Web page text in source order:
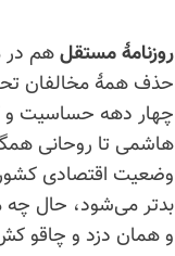
روزنامهٔ مستقلهم در
حذف همهٔ مخالفان
چهار دهه حساسیت و
هاشمی تا روحانی
وضعیت اقتصادی
بدتر می‌شود، حال چه
و همان دزد و چاقو